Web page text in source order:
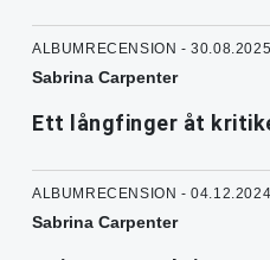
ALBUMRECENSION - 30.08.2025
Sabrina Carpenter
Ett långfinger åt
ALBUMRECENSION - 04.12.2024
Sabrina Carpenter